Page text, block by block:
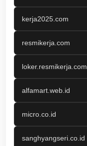
kerja2025.com
resmikerja.com
loker.resmikerja.com
alfamart.web.id
micro.co.id
sanghyangseri.co.id